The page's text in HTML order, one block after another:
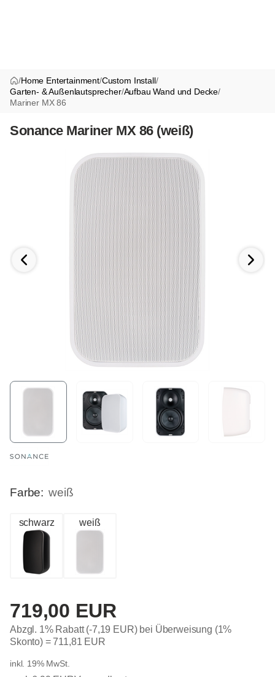
/Home Entertainment/Custom Install/
Garten- & Außenlautsprecher/Aufbau Wand und Decke/
Mariner MX 86
Sonance Mariner MX 86 (weiß)
Farbe: weiß
schwarz weiß
719,00 EUR
Abzgl. 1% Rabatt (-7,19 EUR) bei Überweisung (1%
Skonto) =711,81 EUR
inkl. 19% MwSt.